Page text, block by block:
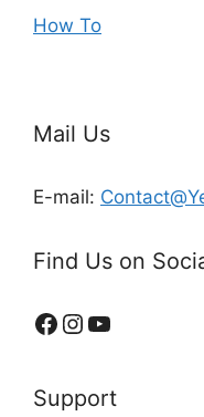
How To
Mail Us
E-mail:
Find Us on
Support